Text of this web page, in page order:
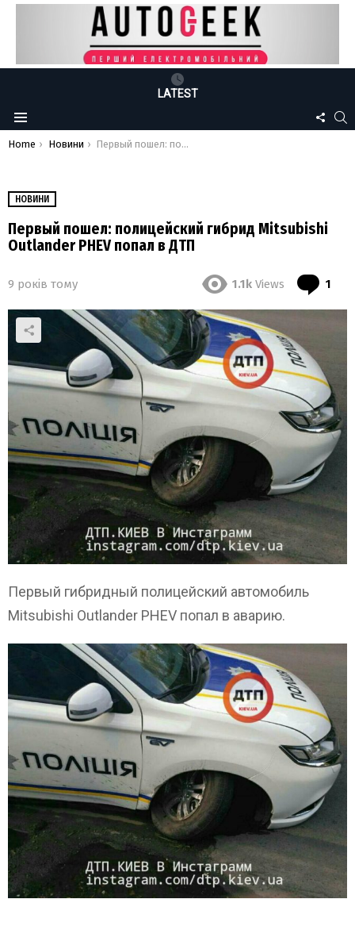
LATEST
Menu
US
You are here:
Home Новини Первый пошел: полицейский гибрид Mitsubishi Outlander PHEV попал в ДТП
НОВИНИ
Первый пошел: полицейский гибрид Mitsubishi
Outlander PHEV попал в ДТП
9 років тому 1.1k Views 1
Первый гибридный полицейский автомобиль
Mitsubishi Outlander PHEV попал в аварию.